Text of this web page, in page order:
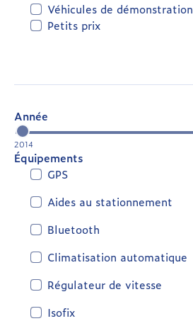
Véhicules de démonstration
Petits prix
Année
2014
Équipements
GPS
Aides au stationnement
Bluetooth
Climatisation automatique
Régulateur de vitesse
Isofix